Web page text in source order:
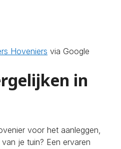
Hoveniers via Google
in
voor het aanleggen,
je tuin? Een ervaren